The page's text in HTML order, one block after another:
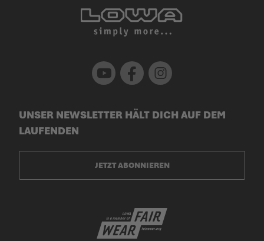
Youtube Facebook Instagram
UNSER NEWSLETTER HÄLT DICH AUF DEM
LAUFENDEN
JETZT ABONNIEREN